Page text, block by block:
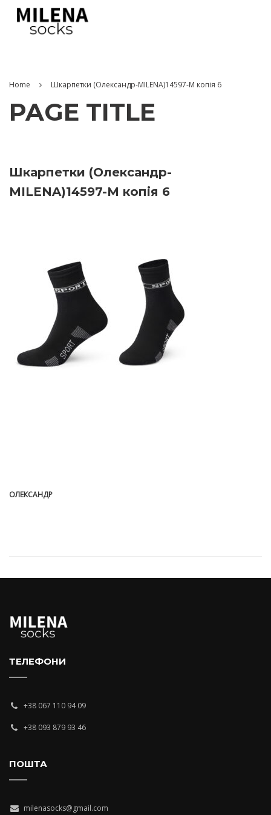
Home Шкарпетки (Олександр-MILENA)14597-M копія 6
PAGE TITLE
Шкарпетки (Олександр-
MILENA)14597-M копія 6
ОЛЕКСАНДР
ТЕЛЕФОНИ
+38 067 110 94 09
+38 093 879 93 46
ПОШТА
milenasocks@gmail.com